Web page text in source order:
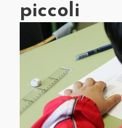
piccoli